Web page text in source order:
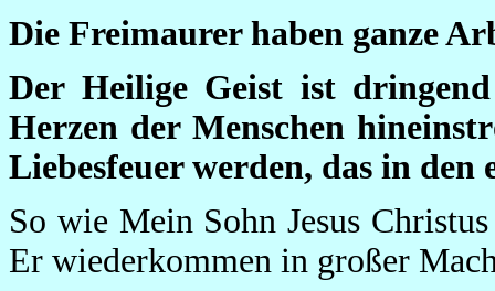
Die Freimaurer haben ganze
Der Heilige Geist ist
Herzen der Menschen
Liebesfeuer werden, das in
So wie Mein Sohn Jesus
Er wiederkommen in großer